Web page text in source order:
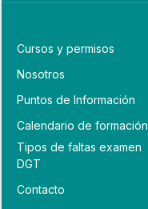
Cursos y permisos
Nosotros
Puntos de Información
Calendario de formación
Tipos de faltas examen
DGT
Contacto